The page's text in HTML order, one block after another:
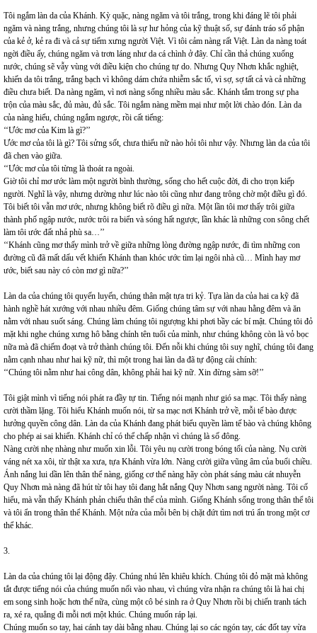
Tôi ngắm làn da của Khánh. Kỳ quặc, nàng ngăm và tôi trắng, trong khi đáng lẽ tôi phải
ngăm và nàng trắng, nhưng chúng tôi là sự hư hỏng của kỹ thuật số, sự đánh tráo số phận
của kẻ ở, kẻ ra đi và cả sự tiếm xưng người Việt. Vì tôi cảm nàng rất Việt. Làn da nàng toát
ngời điều ấy, chúng ngăm và trơn láng như da cá chình ở đây. Chỉ cần thả chúng xuống
nước, chúng sẽ vẫy vùng với điều kiện cho chúng tự do. Nhưng Quy Nhơn khắc nghiệt,
khiến da tôi trắng, trắng bạch vì không dám chứa nhiễm sắc tố, vì sợ, sợ tất cả và cả những
điều chưa biết. Da nàng ngăm, vì nơi nàng sống nhiều màu sắc. Khánh tắm trong sự pha
trộn của màu sắc, đủ màu, đủ sắc. Tôi ngắm nàng mềm mại như một lời chào đón. Làn da
của nàng hiểu, chúng ngắm ngược, rồi cất tiếng:
‘‘Ước mơ của Kim là gì?’’
Ước mơ của tôi là gì? Tôi sửng sốt, chưa thiếu nữ nào hỏi tôi như vậy. Nhưng làn da của tôi
đã chen vào giữa.
‘‘Ước mơ của tôi từng là thoát ra ngoài.
Giờ tôi chỉ mơ ước làm một người bình thường, sống cho hết cuộc đời, đi cho trọn kiếp
người. Nghĩ là vậy, nhưng dường như lúc nào tôi cũng như đang trông chờ một điều gì đó.
Tôi biết tôi vẫn mơ ước, nhưng không biết rõ điều gì nữa. Một lần tôi mơ thấy trôi giữa
thành phố ngập nước, nước trôi ra biển và sóng hất ngược, lần khác là những con sông chết
làm tôi ước đất nhả phù sa…’’
‘‘Khánh cũng mơ thấy mình trở về giữa những lòng đường ngập nước, đi tìm những con
đường cũ đã mất dấu vết khiến Khánh than khóc ước tìm lại ngôi nhà cũ… Mình hay mơ
ước, biết sau này có còn mơ gì nữa?’’
Làn da của chúng tôi quyến luyến, chúng thân mật tựa tri kỷ. Tựa làn da của hai ca kỹ đã
hành nghề hát xướng với nhau nhiều đêm. Giống chúng tâm sự với nhau hằng đêm và ăn
nằm với nhau suốt sáng. Chúng làm chúng tôi ngượng khi phơi bầy các bí mật. Chúng tôi đỏ
mặt khi nghe chúng xưng hô bằng chính tên tuổi của mình, như chúng không còn là vỏ bọc
nữa mà đã chiếm đoạt và trở thành chúng tôi. Đến nỗi khi chúng tôi suy nghĩ, chúng tôi đang
nằm cạnh nhau như hai kỹ nữ, thì một trong hai làn da đã tự động cải chính:
‘‘Chúng tôi nằm như hai công dân, không phải hai kỹ nữ. Xin đừng sàm sỡ!’’
Tôi giật mình vì tiếng nói phát ra đầy tự tin. Tiếng nói mạnh như gió sa mạc. Tôi thấy nàng
cười thầm lặng. Tôi hiểu Khánh muốn nói, từ sa mạc nơi Khánh trở về, mỗi tế bào được
hưởng quyền công dân. Làn da của Khánh đang phát biểu quyền làm tế bào và chúng không
cho phép ai sai khiến. Khánh chỉ có thể chấp nhận vì chúng là số đông.
Nàng cười nhẹ nhàng như muốn xin lỗi. Tôi yêu nụ cười trong bóng tối của nàng. Nụ cười
váng nét xa xôi, từ thật xa xưa, tựa Khánh vừa lớn. Nàng cười giữa vũng âm của buổi chiều.
Ánh nắng lui dần lên thân thể nàng, giống cơ thể nàng hãy còn phát sáng màu cát nhuyễn
Quy Nhơn mà nàng đã hút từ tôi hay tôi đang hắt nắng Quy Nhơn sang người nàng. Tôi cố
hiểu, mà vẫn thấy Khánh phản chiếu thân thể của mình. Giống Khánh sống trong thân thể tôi
và tôi ẩn trong thân thể Khánh. Một nửa của mỗi bên bị chặt đứt tìm nơi trú ẩn trong một cơ
thể khác.
3.
Làn da của chúng tôi lại động đậy. Chúng nhú lên khiêu khích. Chúng tôi đỏ mặt mà không
tắt được tiếng nói của chúng muốn nối vào nhau, vì chúng vừa nhận ra chúng tôi là hai chị
em song sinh hoặc hơn thế nữa, cùng một cô bé sinh ra ở Quy Nhơn rồi bị chiến tranh tách
ra, xé ra, quẳng đi mỗi nơi một khúc. Chúng muốn ráp lại.
Chúng muốn so tay, hai cánh tay dài bằng nhau. Chúng lại so các ngón tay, các đốt tay vừa